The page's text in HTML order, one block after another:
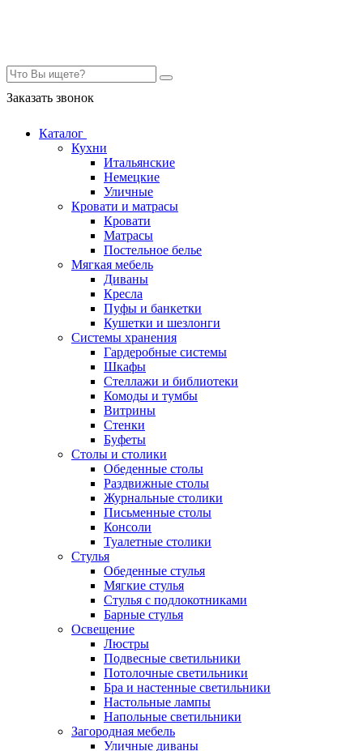
Заказать звонок
Каталог
Кухни
Итальянские
Немецкие
Уличные
Кровати и матрасы
Кровати
Матрасы
Постельное белье
Мягкая мебель
Диваны
Кресла
Пуфы и банкетки
Кушетки и шезлонги
Системы хранения
Гардеробные системы
Шкафы
Стеллажи и библиотеки
Комоды и тумбы
Витрины
Стенки
Буфеты
Столы и столики
Обеденные столы
Раздвижные столы
Журнальные столики
Письменные столы
Консоли
Туалетные столики
Стулья
Обеденные стулья
Мягкие стулья
Стулья с подлокотниками
Барные стулья
Освещение
Люстры
Подвесные светильники
Потолочные светильники
Бра и настенные светильники
Настольные лампы
Напольные светильники
Загородная мебель
Уличные диваны